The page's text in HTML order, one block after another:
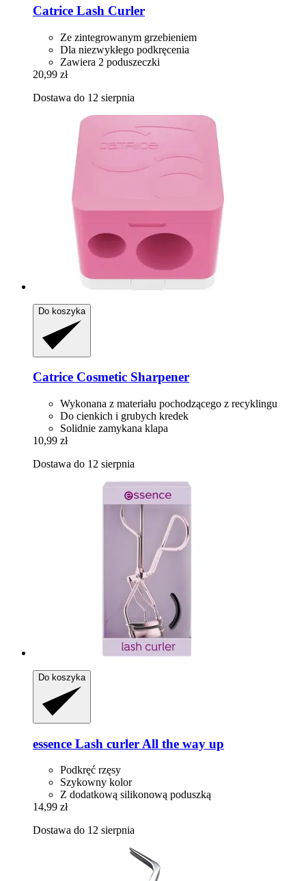
Catrice Lash Curler
Ze zintegrowanym grzebieniem
Dla niezwykłego podkręcenia
Zawiera 2 poduszeczki
20,99 zł
Dostawa do 12 sierpnia
Do koszyka
Catrice Cosmetic Sharpener
Wykonana z materiału pochodzącego z recyklingu
Do cienkich i grubych kredek
Solidnie zamykana klapa
10,99 zł
Dostawa do 12 sierpnia
Do koszyka
essence Lash curler All the way up
Podkręć rzęsy
Szykowny kolor
Z dodatkową silikonową poduszką
14,99 zł
Dostawa do 12 sierpnia